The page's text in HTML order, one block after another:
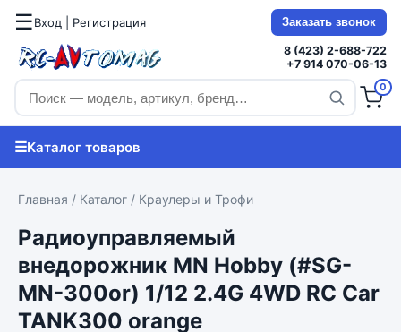
☰Вход | Регистрация Заказать звонок
8 (423) 2-688-722
+7 914 070-06-13
0
☰Каталог товаров
Главная / Каталог / Краулеры и Трофи
Радиоуправляемый
внедорожник MN Hobby (#SG-
MN-300or) 1/12 2.4G 4WD RC Car
TANK300 orange